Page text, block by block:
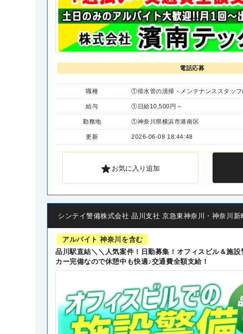
電話応募
職種 ①排水管の清掃・メンテナンススタッ
給与 ①日給10,500円～
勤務地 ①神奈川県横浜市港南区
更新 2026-06-08 18:44:48
お気に入り追加
シンテイ警備株式会社 品川支社 京急東神奈川・神奈川
アルバイト 神奈川を含む
品川駅直結＼＼人気案件！日勤募集！オフィスビル＆施
カー完備なので休憩中も快適♪交通費全額支給！